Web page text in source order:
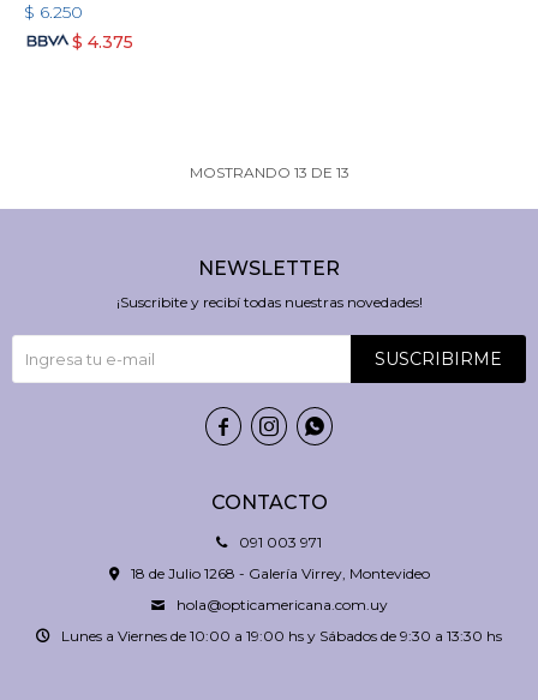
$ 6.250
$ 4.375
MOSTRANDO 13 DE 13
CONTACTO
091 003 971
18 de Julio 1268 - Galería Virrey, Montevideo
hola@opticamericana.com.uy
Lunes a Viernes de 10:00 a 19:00 hs y Sábados de 9:30 a 13:30 hs
NEWSLETTER
¡Suscribite y recibí todas nuestras novedades!
SUSCRIBIRME
  